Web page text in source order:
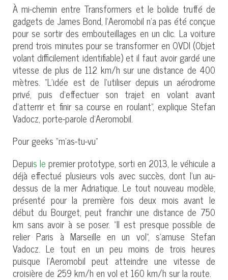
À mi-chemin entre Transformers et le bolide truffé de
gadgets de James Bond, l’Aeromobil n’a pas été conçue
pour se sortir des embouteillages en un clic. La voiture
prend trois minutes pour se transformer en OVDI (Objet
volant difficilement identifiable) et il faut avoir gardé une
vitesse de plus de 112 km/h sur une distance de 400
mètres. “L’idée est de l’utiliser depuis un aérodrome
privé, puis d'effectuer son trajet en volant avant
d’atterrir et finir sa course en roulant”, explique Stefan
Vadocz, porte-parole d’Aeromobil.
Pour geeks "m’as-tu-vu"
Depuis le premier prototype, sorti en 2013, le véhicule a
déjà effectué plusieurs vols avec succès, dont l’un au-
dessus de la mer Adriatique. Le tout nouveau modèle,
présenté pour la première fois deux mois avant le
début du Bourget, peut franchir une distance de 750
km sans avoir à se poser. “Il est presque possible de
relier Paris à Marseille en un vol”, s’amuse Stefan
Vadocz. Le tout en un peu moins de trois heures
puisque l’Aeromobil peut atteindre une vitesse de
croisière de 259 km/h en vol et 160 km/h sur la route.